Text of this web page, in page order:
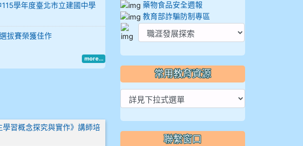
學年度臺北市立建國中學
拔賽榮獲佳作
more...
習概念探究與實作》講師培
藥物食品安全週報
教育部詐騙防制專區
常用教育資源
聯繫窗口